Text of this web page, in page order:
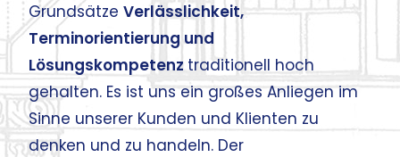
GrundsätzeVerlässlichkeit,
Terminorientierung und
Lösungskompetenz traditionell hoch
gehalten. Es ist uns ein großes Anliegen im
Sinne unserer Kunden und Klienten zu
denken und zu handeln. Der